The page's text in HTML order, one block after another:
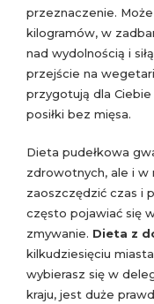
przeznaczenie.
kilogramów, w
nad wydolnością i
przejście na
przygotują dla
posiłki bez mięsa.
Dieta pudełkowa
zdrowotnych, ale i w
zaoszczędzić czas i
często pojawiać się
zmywanie. Dieta z
kilkudziesięciu
wybierasz się w
kraju, jest duże